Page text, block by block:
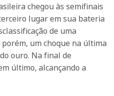
chegou às semifinais
lugar em sua bateria
de uma
um choque na última
ouro. Na final de
último, alcançando a